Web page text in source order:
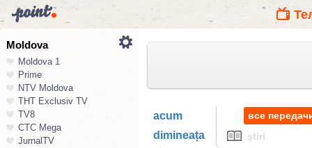
Moldova
Moldova 1
Prime
NTV Moldova
ТНТ Exclusiv TV
TV8
СТС Mega
JurnalTV
acum
dimineața
все
ştiri